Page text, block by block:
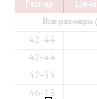
Размер
Все размеры
42-44
42-44
42-44
46-48